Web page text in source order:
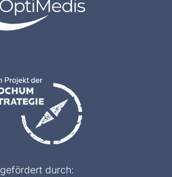
gefördert durch: